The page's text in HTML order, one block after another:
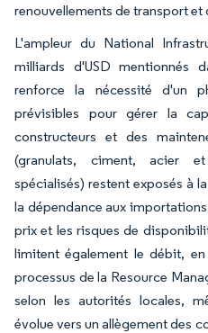
renouvellements de transport et
L'ampleur du National
milliards d'USD mentionnés
renforce la nécessité d'un
prévisibles pour gérer la
constructeurs et des
(granulats, ciment, acier
spécialisés) restent exposés à
la dépendance aux
prix et les risques de
limitent également le débit,
processus de la Resource
selon les autorités locales,
évolue vers un allègement des